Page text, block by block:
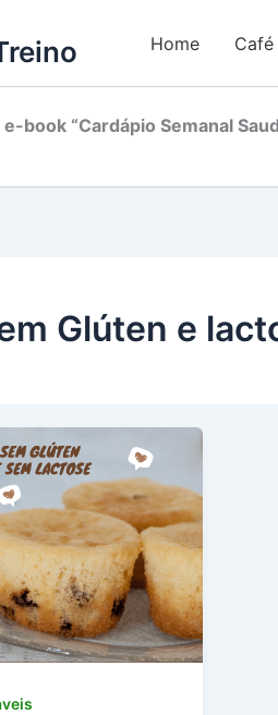
Home Café
e-book “Cardápio Semanal
Glúten e